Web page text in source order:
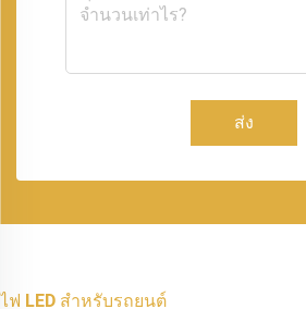
ส่ง
ไฟ LED สำหรับรถยนต์